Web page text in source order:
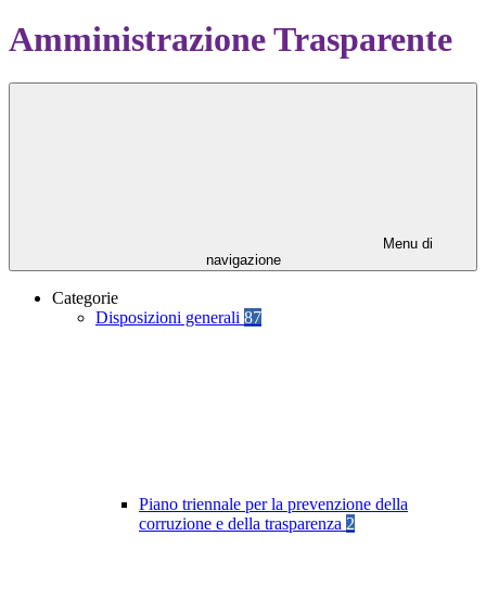
Amministrazione Trasparente
Menu di
navigazione
Categorie
Disposizioni generali 87
Piano triennale per la prevenzione della
corruzione e della trasparenza 2